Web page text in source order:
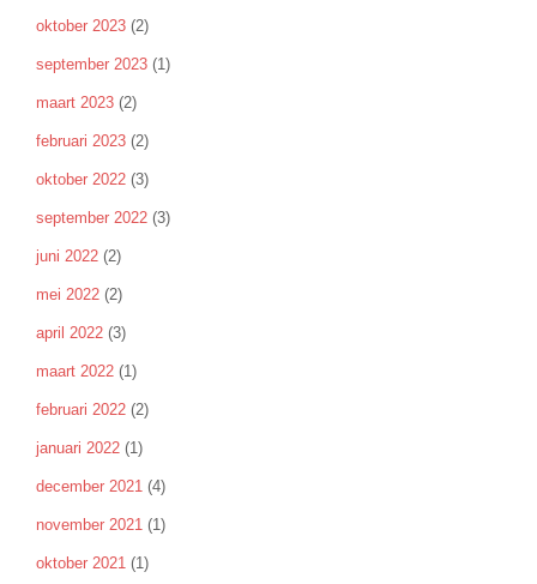
oktober 2023 (2)
september 2023 (1)
maart 2023 (2)
februari 2023 (2)
oktober 2022 (3)
september 2022 (3)
juni 2022 (2)
mei 2022 (2)
april 2022 (3)
maart 2022 (1)
februari 2022 (2)
januari 2022 (1)
december 2021 (4)
november 2021 (1)
oktober 2021 (1)